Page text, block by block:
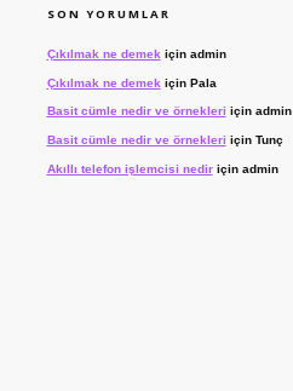
SON YORUMLAR
Çıkılmak ne demek için admin
Çıkılmak ne demek için Pala
Basit cümle nedir ve örnekleri için admin
Basit cümle nedir ve örnekleri için Tunç
Akıllı telefon işlemcisi nediriçin admin